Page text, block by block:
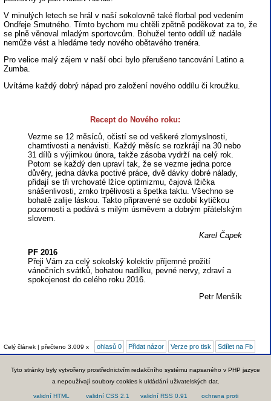
V minulých letech se hrál v naší sokolovně také florbal pod vedením
Ondřeje Smutného. Tímto bychom mu chtěli zpětně poděkovat za to, že
se plně věnoval mladým sportovcům. Bohužel tento oddíl už nadále
nemůže vést a hledáme tedy nového obětavého trenéra.
Pro velice malý zájem v naší obci bylo přerušeno tancování Latino a
Zumba.
Uvítáme každý dobrý nápad pro založení nového oddílu či kroužku.
Recept do Nového roku:
Vezme se 12 měsíců, očistí se od veškeré zlomyslnosti,
chamtivosti a nenávisti. Každý měsíc se rozkrájí na 30 nebo
31 dílů s výjimkou února, takže zásoba vydrží na celý rok.
Potom se každý den upraví tak, že se vezme jedna porce
důvěry, jedna dávka poctivé práce, dvě dávky dobré nálady,
přidají se tři vrchovaté lžíce optimizmu, čajová lžička
snášenlivosti, zrnko trpělivosti a špetka taktu. Všechno se
bohatě zalije láskou. Takto připravené se ozdobí kytičkou
pozornosti a podává s milým úsměvem a dobrým přátelským
slovem.
Karel Čapek
PF 2016
Přeji Vám za celý sokolský kolektiv příjemné prožití
vánočních svátků, bohatou nadílku, pevné nervy, zdraví a
spokojenost do celého roku 2016.
Petr Menšík
Celý článek | přečteno 3.009 x ohlasů 0 Přidat názor Verze pro tisk Sdílet na Fb
Tyto stránky byly vytvořeny prostřednictvím redakčního systému napsaného v PHP jazyce
a nepoužívají soubory cookies k ukládání uživatelských dat.